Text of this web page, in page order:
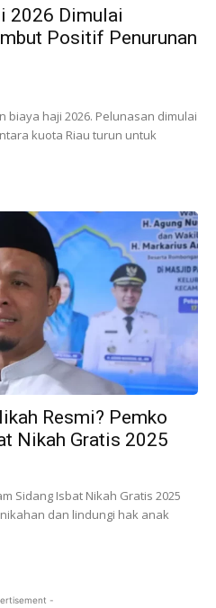
2026 Dimulai
Positif Penurunan
biaya haji 2026. Pelunasan dimulai
kuota Riau turun untuk
Resmi? Pemko
Nikah Gratis 2025
Sidang Isbat Nikah Gratis 2025
dan lindungi hak anak
-